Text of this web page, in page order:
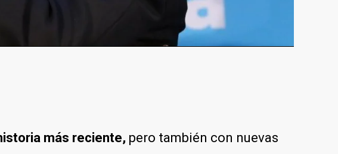
más reciente, pero también con nuevas